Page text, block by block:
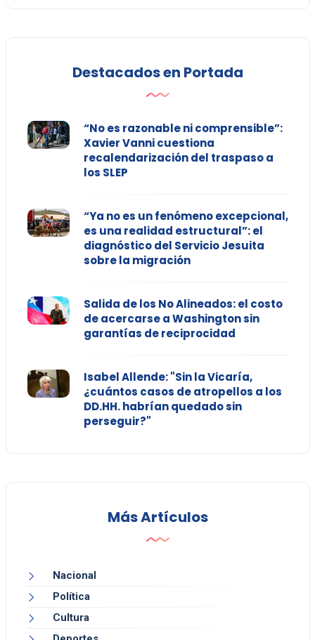
Destacados en Portada
“No es razonable ni comprensible”:
Xavier Vanni cuestiona
recalendarización del traspaso a
los SLEP
“Ya no es un fenómeno excepcional,
es una realidad estructural”: el
diagnóstico del Servicio Jesuita
sobre la migración
Salida de los No Alineados: el costo
de acercarse a Washington sin
garantías de reciprocidad
Isabel Allende: "Sin la Vicaría,
¿cuántos casos de atropellos a los
DD.HH. habrían quedado sin
perseguir?"
Más Artículos
Nacional
Política
Cultura